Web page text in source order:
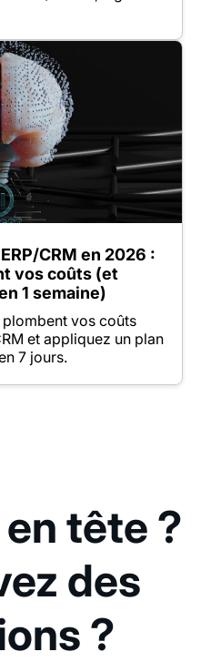
CRM en 2026 :
vos coûts (et
1 semaine)
vos coûts
et appliquez un plan
7 jours.
tête ?
des
?